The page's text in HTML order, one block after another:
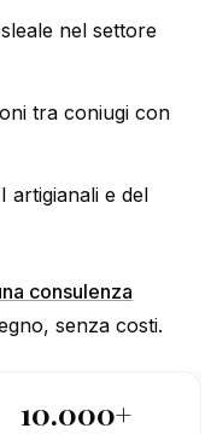
nel settore
tra coniugi con
artigianali e del
consulenza
senza costi.
10.000+